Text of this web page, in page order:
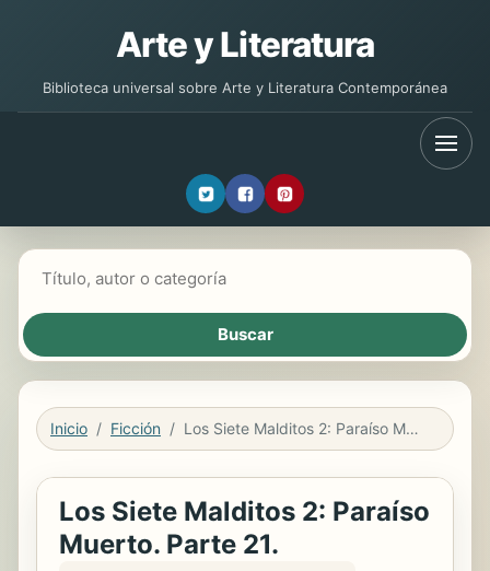
Arte y Literatura
Biblioteca universal sobre Arte y Literatura Contemporánea
Inicio Ficción Los Siete Malditos 2: Paraíso Muerto. Parte 21.
Los Siete Malditos 2: Paraíso
Muerto. Parte 21.